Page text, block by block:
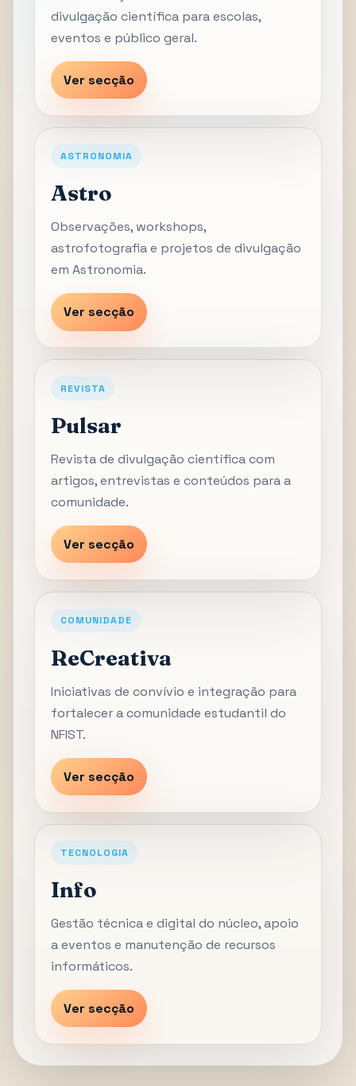
divulgação científica para escolas,
eventos e público geral.
Ver secção
ASTRONOMIA
Astro
Observações, workshops,
astrofotografia e projetos de divulgação
em Astronomia.
Ver secção
REVISTA
Pulsar
Revista de divulgação científica com
artigos, entrevistas e conteúdos para a
comunidade.
Ver secção
COMUNIDADE
ReCreativa
Iniciativas de convívio e integração para
fortalecer a comunidade estudantil do
NFIST.
Ver secção
TECNOLOGIA
Info
Gestão técnica e digital do núcleo, apoio
a eventos e manutenção de recursos
informáticos.
Ver secção